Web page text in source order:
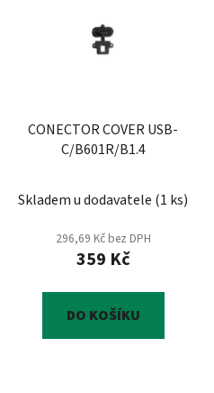
CONECTOR COVER USB-
C/B601R/B1.4
Skladem u dodavatele (1 ks)
296,69 Kč bez DPH
359 Kč
DO KOŠÍKU